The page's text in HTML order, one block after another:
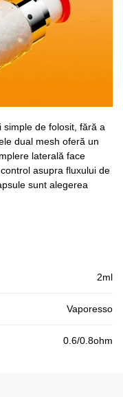
simple de folosit, fără a
dual mesh oferă un
laterală face
asupra fluxului de
sunt alegerea
2ml
Vaporesso
0.6/0.8ohm